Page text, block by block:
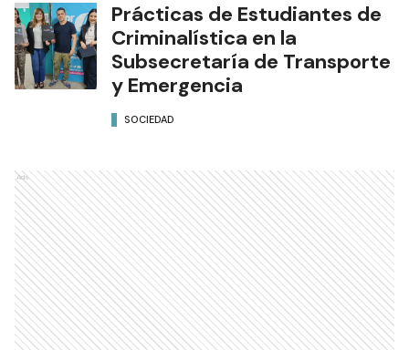
Prácticas de Estudiantes de
Criminalística en la
Subsecretaría de Transporte
y Emergencia
SOCIEDAD
Ads